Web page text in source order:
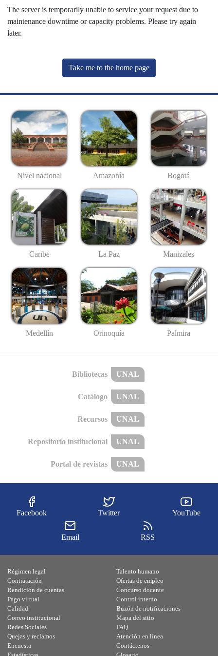
The server is temporarily unable to service your request due to
maintenance downtime or capacity problems. Please try again
later.
Take me to the home page
Nivel nacional Amazonía Bogotá
Caribe La Paz Manizales
Medellín Orinoquía Palmira
Bibliotecas UNAL
Catálogo UNAL
Recursos UNAL
Repositorio institucional UNAL
Portal de revistas UNAL
Facebook Twitter YouTube
Email RSS
Régimen legal
Contratación
Rendición de cuentas
Pago virtual
Calidad
Talento humano
Ofertas de empleo
Concurso docente
Control interno
Buzón de notificaciones
Correo institucional
Redes Sociales
Quejas y reclamos
Encuesta
Mapa del sitio
FAQ
Atención en línea
Contáctenos